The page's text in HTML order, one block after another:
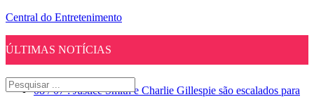
Central do Entretenimento
ÚLTIMAS NOTÍCIAS
08 / 07 : Justice Smith e Charlie Gillespie são escalados para